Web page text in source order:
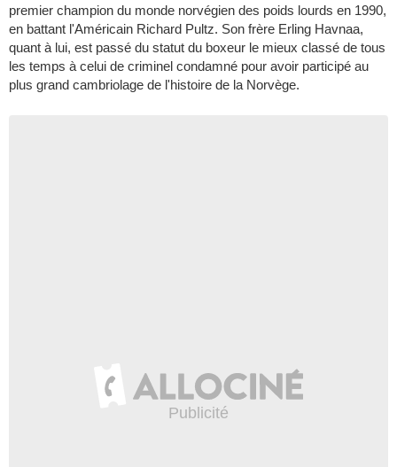
premier champion du monde norvégien des poids lourds en 1990,
en battant l'Américain Richard Pultz. Son frère Erling Havnaa,
quant à lui, est passé du statut du boxeur le mieux classé de tous
les temps à celui de criminel condamné pour avoir participé au
plus grand cambriolage de l'histoire de la Norvège.